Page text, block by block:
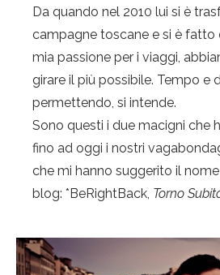
Da quando nel 2010 lui si è
campagne toscane e si è fatto
mia passione per i viaggi,
girare il più possibile. Tempo e
permettendo, si intende.
Sono questi i due macigni che
fino ad oggi i nostri
che mi hanno suggerito il
blog: *BeRightBack, Torno